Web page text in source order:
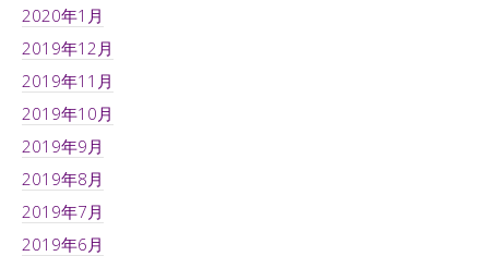
2020年1月
2019年12月
2019年11月
2019年10月
2019年9月
2019年8月
2019年7月
2019年6月